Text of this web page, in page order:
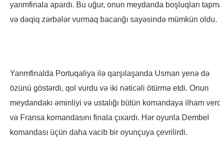
yarımfinala apardı. Bu uğur, onun meydanda boşluqları
və dəqiq zərbələr vurmaq bacarığı sayəsində mümkün oldu.
Yarımfinalda Portuqaliya ilə qarşılaşanda Usman yenə də
özünü göstərdi, qol vurdu və iki nəticəli ötürmə etdi. Onun
meydandakı əminliyi və ustalığı bütün komandaya ilham
və Fransa komandasını finala çıxardı. Hər oyunla Dembel
komandası üçün daha vacib bir oyunçuya çevrilirdi.